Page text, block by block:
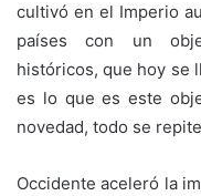
cultivó en el Imperio
países con un
históricos, que hoy se
es lo que es este
novedad, todo se
Occidente aceleró la